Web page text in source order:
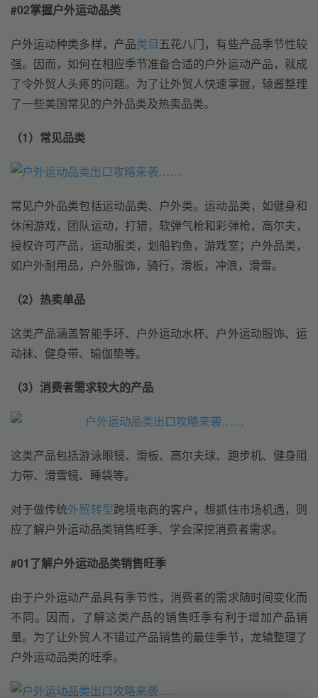
#02掌握户外运动品类
户外运动种类多样，产品类目五花八门，有些产品季节性较
强。因而，如何在相应季节准备合适的户外运动产品，就成
了令外贸人头疼的问题。为了让外贸人快速掌握，辕酱整理
了一些美国常见的户外品类及热卖品类。
（1）常见品类
常见户外品类包括运动品类、户外类。运动品类，如健身和
休闲游戏，团队运动，打猎，软弹气枪和彩弹枪，高尔夫，
授权许可产品，运动服类，划船钓鱼，游戏室；户外品类，
如户外耐用品，户外服饰，骑行，滑板，冲浪，滑雪。
（2）热卖单品
这类产品涵盖智能手环、户外运动水杯、户外运动服饰、运
动袜、健身带、瑜伽垫等。
（3）消费者需求较大的产品
这类产品包括游泳眼镜、滑板、高尔夫球、跑步机、健身阻
力带、滑雪镜、睡袋等。
对于做传统外贸转型跨境电商的客户，想抓住市场机遇，则
应了解户外运动品类销售旺季、学会深挖消费者需求。
#01了解户外运动品类销售旺季
由于户外运动产品具有季节性，消费者的需求随时间变化而
不同。因而，了解这类产品的销售旺季有利于增加产品销
量。为了让外贸人不错过产品销售的最佳季节，龙辕整理了
户外运动品类的旺季。